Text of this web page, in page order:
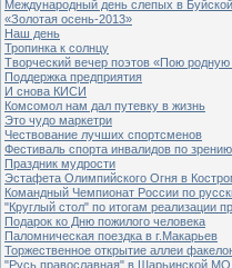
Международный день слепых в
«Золотая осень-2013»
Наш день
Тропинка к солнцу
Творческий вечер поэтов «Пою
Поддержка предприятия
И снова КИСИ
Комсомол нам дал путевку в жизнь
Это чудо маркетри
Чествование лучших спортсменов
Фестиваль спорта инвалидов по зрению
Праздник мудрости
Эстафета Олимпийского Огня в
Командный Чемпионат России по
"Круглый стол" по итогам реализации
Подарок ко Дню пожилого человека
Паломническая поездка в г.Макарьев
Торжественное открытие аллеи
"Русь православная" в Шарьинской